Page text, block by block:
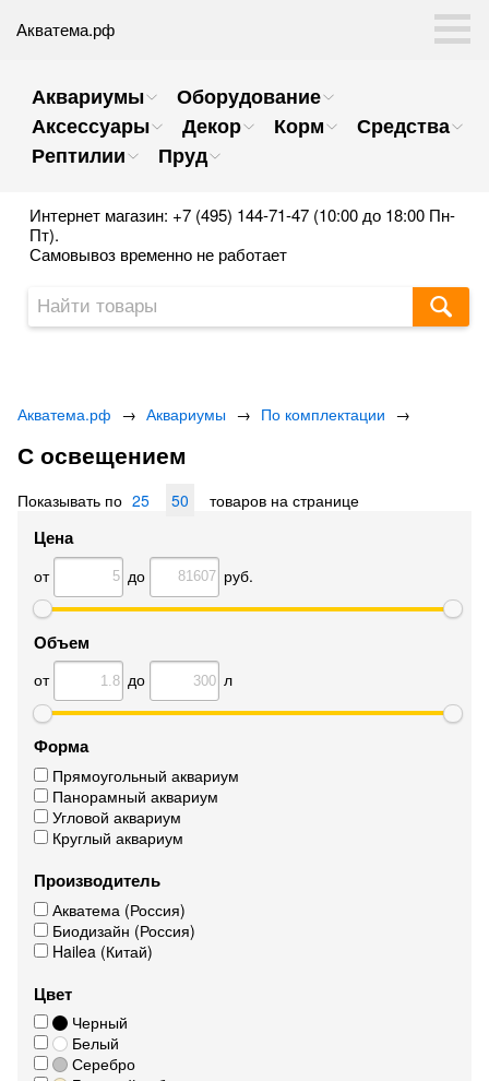
Акватема.рф
Аквариумы
Оборудование
Аксессуары
Декор Корм
Средства
Рептилии
Пруд
Интернет магазин: +7 (495) 144-71-47 (10:00 до 18:00 Пн-
Пт).
Самовывоз временно не работает
Акватема.рф → Аквариумы → По комплектации →
С освещением
Показывать по 25 50 товаров на странице
Цена
от до руб.
Объем
от до л
Форма
Прямоугольный аквариум
Панорамный аквариум
Угловой аквариум
Круглый аквариум
Производитель
Акватема (Россия)
Биодизайн (Россия)
Hailea (Китай)
Цвет
Черный
Белый
Серебро